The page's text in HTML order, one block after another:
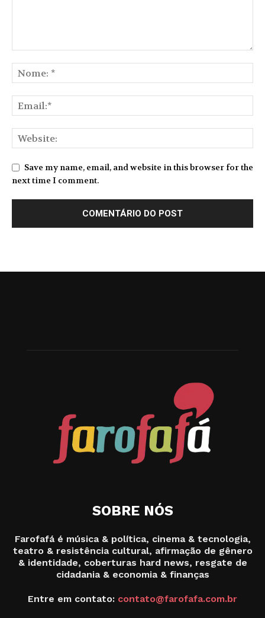
Save my name, email, and website in this browser for the
next time I comment.
SOBRE NÓS
Farofafá é música & política, cinema & tecnologia,
teatro & resistência cultural, afirmação de gênero
& identidade, coberturas hard news, resgate de
cidadania & economia & finanças
Entre em contato: contato@farofafa.com.br